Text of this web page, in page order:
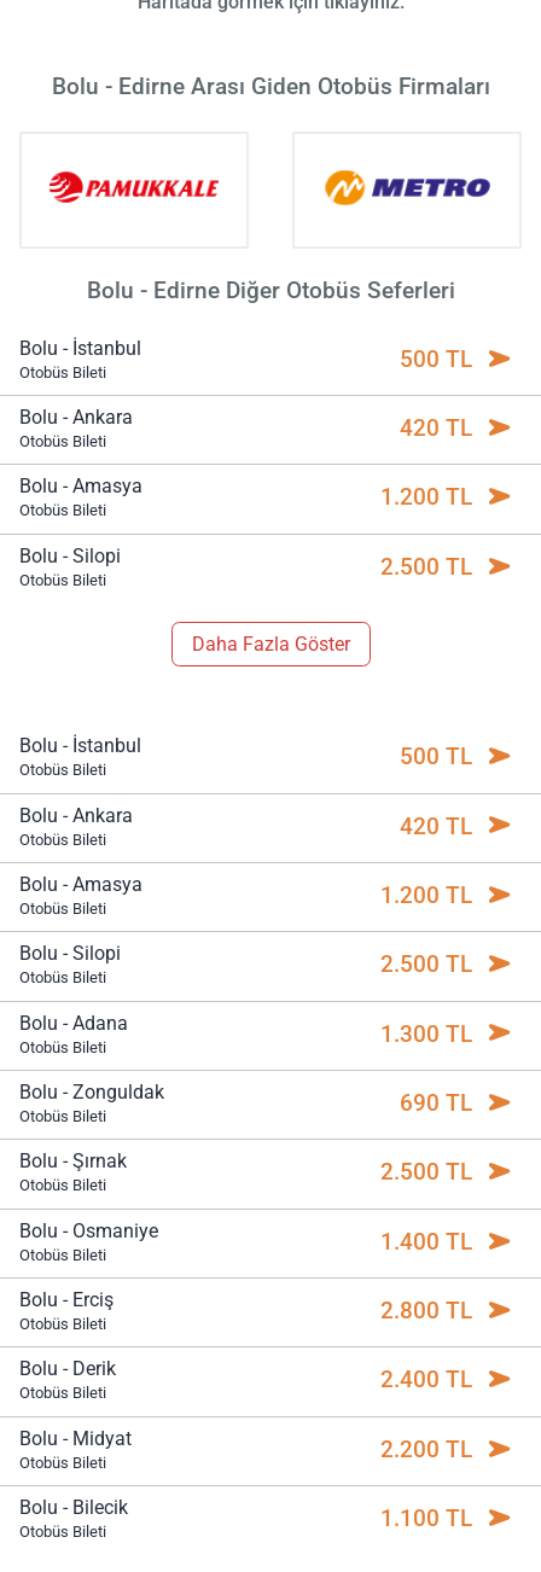
Bolu - Edirne Arası Giden Otobüs Firmaları
Bolu - Edirne Diğer Otobüs Seferleri
Bolu - İstanbul
Otobüs Bileti 500 TL
Bolu - Ankara
Otobüs Bileti 420 TL
Bolu - Amasya
Otobüs Bileti 1.200 TL
Bolu - Silopi
Otobüs Bileti 2.500 TL
Daha Fazla Göster
Bolu - İstanbul
Otobüs Bileti 500 TL
Bolu - Ankara
Otobüs Bileti 420 TL
Bolu - Amasya
Otobüs Bileti 1.200 TL
Bolu - Silopi
Otobüs Bileti 2.500 TL
Bolu - Adana
Otobüs Bileti 1.300 TL
Bolu - Zonguldak
Otobüs Bileti 690 TL
Bolu - Şırnak
Otobüs Bileti 2.500 TL
Bolu - Osmaniye
Otobüs Bileti 1.400 TL
Bolu - Erciş
Otobüs Bileti 2.800 TL
Bolu - Derik
Otobüs Bileti 2.400 TL
Bolu - Midyat
Otobüs Bileti 2.200 TL
Bolu - Bilecik
Otobüs Bileti 1.100 TL